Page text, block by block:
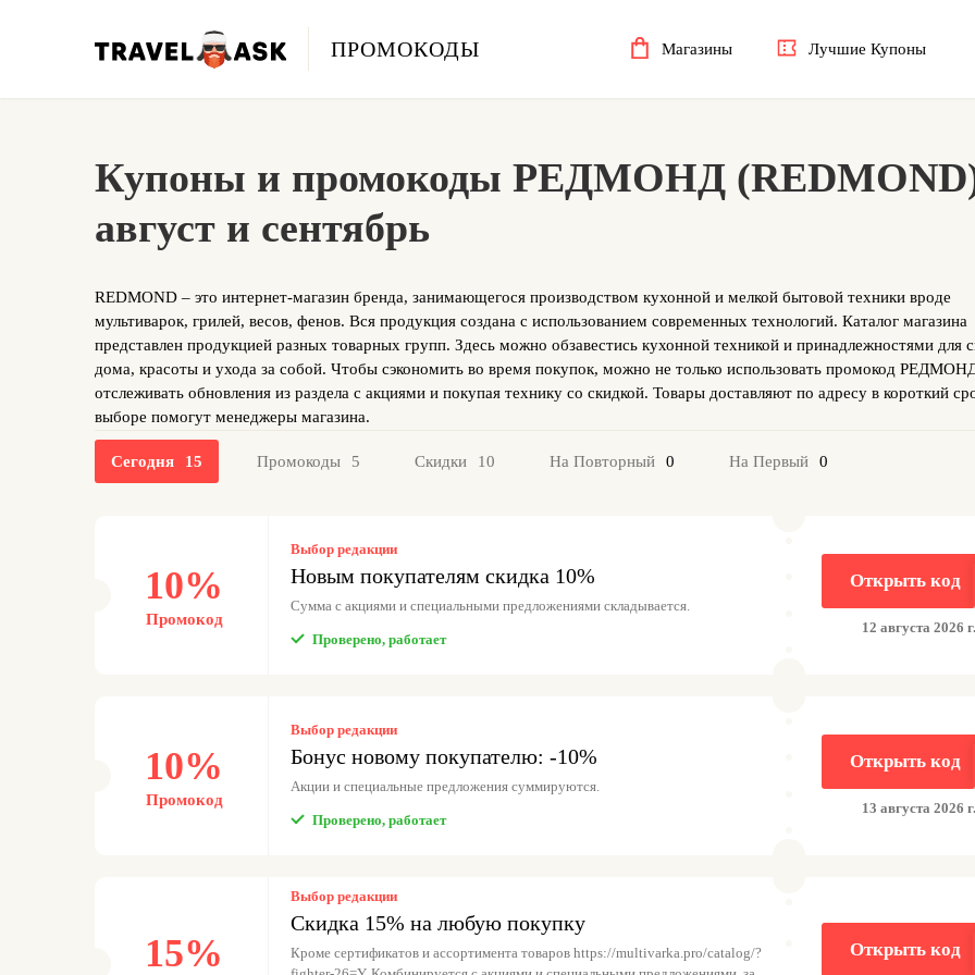
ПРОМОКОДЫ Магазины Лучшие Купоны
Купоны и промокоды РЕДМОНД
август и сентябрь
REDMOND – это интернет-магазин бренда, занимающегося производством кухонной и мелкой бытовой техники вроде
мультиварок, грилей, весов, фенов. Вся продукция создана с использованием современных технологий. Каталог магазина
представлен продукцией разных товарных групп. Здесь можно обзавестись кухонной техникой и принадлежностями для
дома, красоты и ухода за собой. Чтобы сэкономить во время покупок, можно не только использовать промокод
отслеживать обновления из раздела с акциями и покупая технику со скидкой. Товары доставляют по адресу в короткий
выборе помогут менеджеры магазина.
Сегодня 15 Промокоды 5 Скидки 10 На Повторный 0 На Первый 0
10%
Промокод
Выбор редакции
Новым покупателям скидка 10%
Сумма с акциями и специальными предложениями складывается.
Проверено, работает
Открыть код
12 августа 2026 г.
10%
Промокод
Выбор редакции
Бонус новому покупателю: -10%
Акции и специальные предложения суммируются.
Проверено, работает
Открыть код
13 августа 2026 г.
15%
Выбор редакции
Скидка 15% на любую покупку
Кроме сертификатов и ассортимента товаров https://multivarka.pro/catalog/?
Открыть код